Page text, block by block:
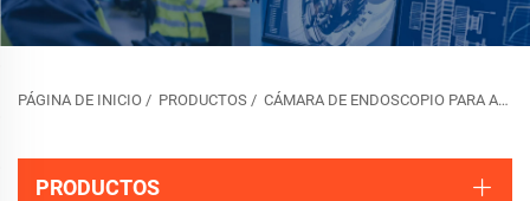
PÁGINA DE INICIO / PRODUCTOS / CÁMARA DE ENDOSCOPIO PARA AUTOMÓVIL/AIRE ACONDICIONADO
PRODUCTOS